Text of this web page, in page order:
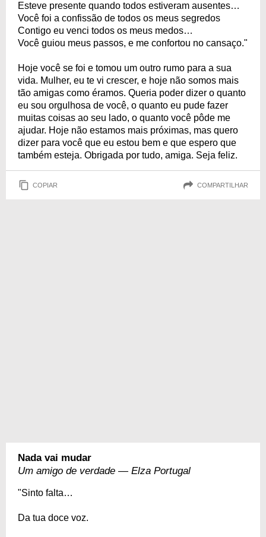
Esteve presente quando todos estiveram ausentes…
Você foi a confissão de todos os meus segredos
Contigo eu venci todos os meus medos…
Você guiou meus passos, e me confortou no cansaço."
Hoje você se foi e tomou um outro rumo para a sua
vida. Mulher, eu te vi crescer, e hoje não somos mais
tão amigas como éramos. Queria poder dizer o quanto
eu sou orgulhosa de você, o quanto eu pude fazer
muitas coisas ao seu lado, o quanto você pôde me
ajudar. Hoje não estamos mais próximas, mas quero
dizer para você que eu estou bem e que espero que
também esteja. Obrigada por tudo, amiga. Seja feliz.
COPIAR COMPARTILHAR
Nada vai mudar
Um amigo de verdade — Elza Portugal
"Sinto falta…
Da tua doce voz.